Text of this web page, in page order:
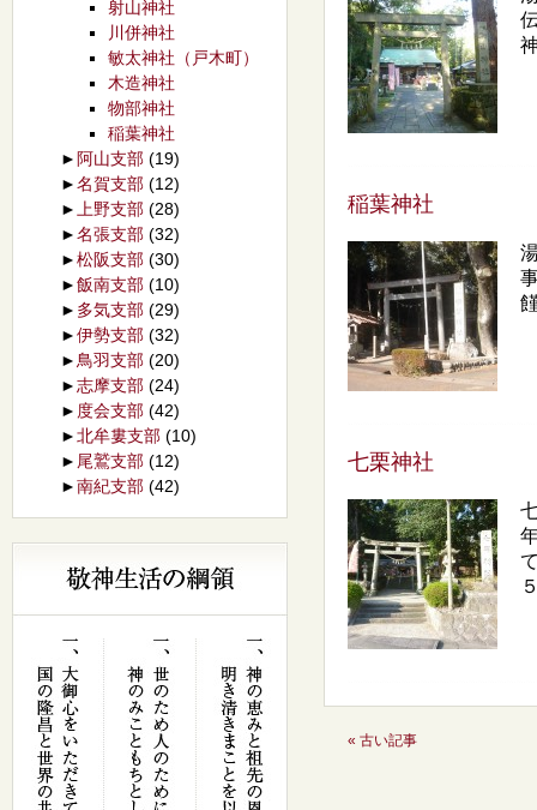
稲葉神社
七栗神社
« 古い記事
射山神社
川併神社
敏太神社（戸木町）
木造神社
物部神社
稲葉神社
► 阿山支部 (19)
►名賀支部 (12)
►
上野支部 (28)
►名張支部 (32)
►松阪支部 (30)
►飯南支部 (10)
► 多気支部 (29)
►伊勢支部 (32)
► 鳥羽支部 (20)
►志摩支部 (24)
► 度会支部 (42)
►北牟婁支部 (10)
► 尾鷲支部 (12)
►南紀支部 (42)